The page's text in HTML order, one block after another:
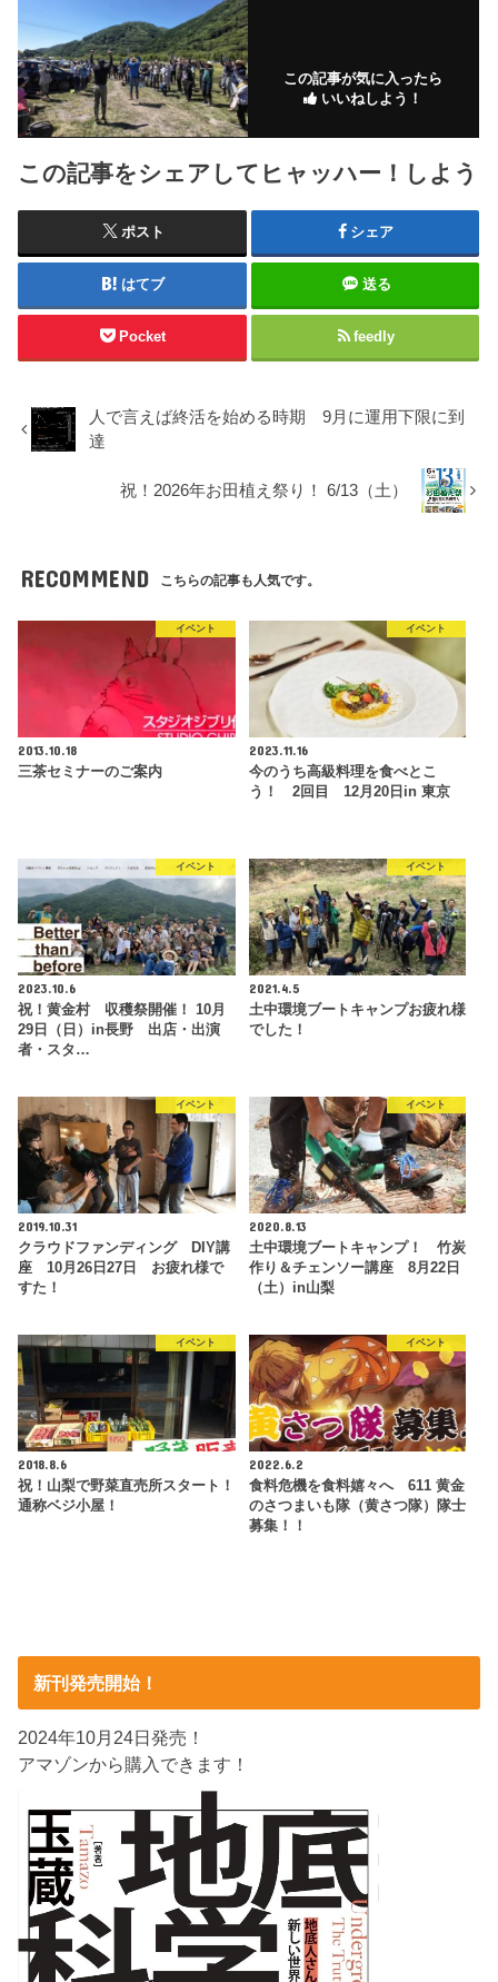
この記事が気に入ったら
いいねしよう！
この記事をシェアしてヒャッハー！しよう
ポスト シェア
はてブ 送る
Pocket feedly
人で言えば終活を始める時期 9月に運用下限に到
達
祝！2026年お田植え祭り！ 6/13（土）
RECOMMEND こちらの記事も人気です。
イベント
2013.10.18
三茶セミナーのご案内
イベント
2023.11.16
今のうち高級料理を食べとこ
う！ 2回目 12月20日in 東京
イベント
2023.10.6
祝！黄金村 収穫祭開催！ 10月
29日（日）in長野 出店・出演
者・スタ…
イベント
2021.4.5
土中環境ブートキャンプお疲れ様
でした！
イベント
2019.10.31
クラウドファンディング DIY講
座 10月26日27日 お疲れ様で
すた！
イベント
2020.8.13
土中環境ブートキャンプ！ 竹炭
作り＆チェンソー講座 8月22日
（土）in山梨
イベント
2018.8.6
祝！山梨で野菜直売所スタート！
通称ベジ小屋！
イベント
2022.6.2
食料危機を食料嬉々へ 611 黄金
のさつまいも隊（黄さつ隊）隊士
募集！！
新刊発売開始！
2024年10月24日発売！
アマゾンから購入できます！